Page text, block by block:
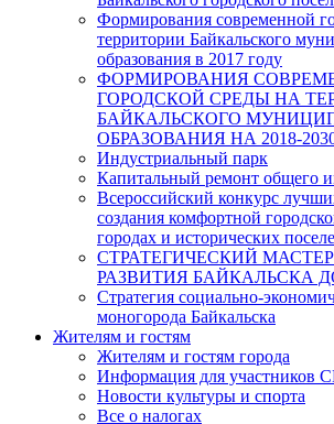
Формирования современной
территории Байкальского
образования в 2017 году
ФОРМИРОВАНИЯ
ГОРОДСКОЙ СРЕДЫ НА
БАЙКАЛЬСКОГО
ОБРАЗОВАНИЯ НА 2018-
Индустриальный парк
Капитальный ремонт общего
Всероссийский конкурс
создания комфортной
городах и исторических
СТРАТЕГИЧЕСКИЙ
РАЗВИТИЯ БАЙКАЛЬСКА
Стратегия социально-
моногорода Байкальска
Жителям и гостям
Жителям и гостям города
Информация для участников
Новости культуры и спорта
Все о налогах